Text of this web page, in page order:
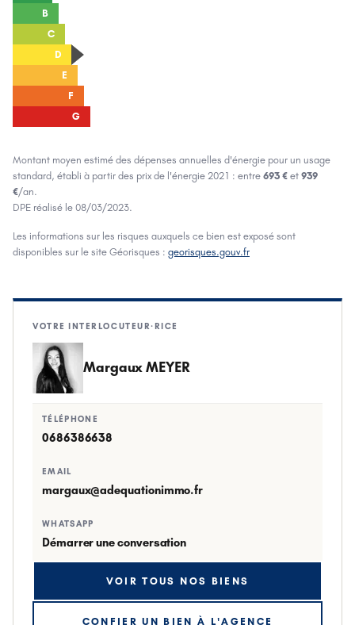
B
C
D
E
F
G
Montant moyen estimé des dépenses annuelles d'énergie pour un usage
standard, établi à partir des prix de l'énergie 2021 : entre 693 € et 939
€/an.
DPE réalisé le 08/03/2023.
Les informations sur les risques auxquels ce bien est exposé sont
disponibles sur le site Géorisques : georisques.gouv.fr
VOTRE INTERLOCUTEUR·RICE
Margaux MEYER
TÉLÉPHONE
0686386638
EMAIL
margaux@adequationimmo.fr
WHATSAPP
Démarrer une conversation
VOIR TOUS NOS BIENS
CONFIER UN BIEN À L'AGENCE